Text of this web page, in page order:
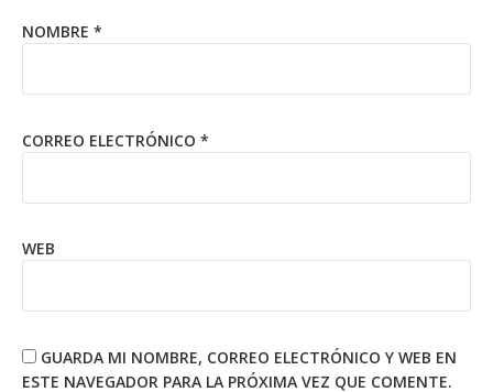
NOMBRE *
CORREO ELECTRÓNICO *
WEB
GUARDA MI NOMBRE, CORREO ELECTRÓNICO Y WEB EN
ESTE NAVEGADOR PARA LA PRÓXIMA VEZ QUE COMENTE.